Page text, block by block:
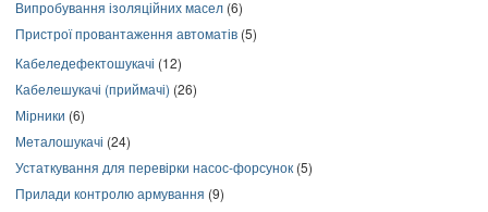
Випробування ізоляційних масел (6)
Пристрої провантаження автоматів (5)
Кабеледефектошукачі (12)
Кабелешукачі (приймачі) (26)
Мірники (6)
Металошукачі (24)
Устаткування для перевірки насос-форсунок (5)
Прилади контролю армування (9)